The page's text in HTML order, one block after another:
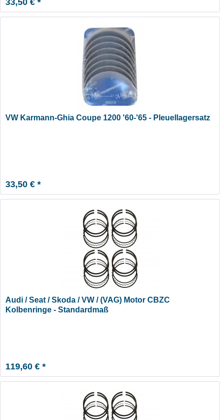
VW Karmann-Ghia Coupe 1200 '60-'65 - Pleuellagersatz
33,50 € *
Audi / Seat / Skoda / VW / (VAG) Motor CBZC
Kolbenringe - Standardmaß
119,60 € *